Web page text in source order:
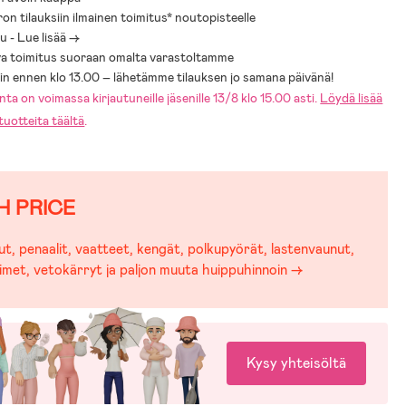
111 cm.
22 kg/per lapsi.
44 kg.
kk–4 vuotta.
eurooppalaisten standardien mukaisesti: EN 1888-1, EN
tilauksiin ilmainen toimitus* noutopisteelle
- Lue lisää ->
toimitus suoraan omalta varastoltamme
ennen klo 13.00 – lähetämme tilauksen jo samana päivänä!
on voimassa kirjautuneille jäsenille 13/8 klo 15.00 asti. Löydä lisää
täältä.
PRICE
penaalit, vaatteet, kengät, polkupyörät, lastenvaunut,
vetokärryt ja paljon muuta huippuhinnoin →
Kysy yhteisöltä